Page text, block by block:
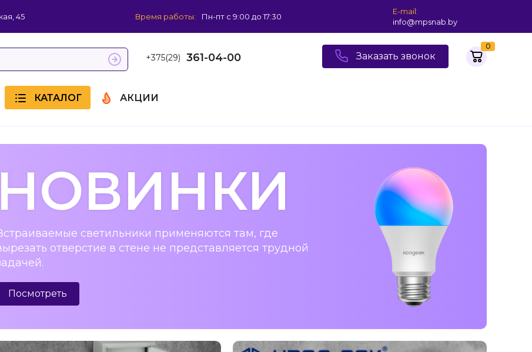
45 Время работы: Пн-пт с 9:00 до 17:30
E-mail:
info@mpsnab.by
+375(29) 361-04-00 Заказать звонок
0
КАТАЛОГ АКЦИИ
НОВИНКИ
светильники применяются там, где
отверстие в стене не представляется трудной
Посмотреть